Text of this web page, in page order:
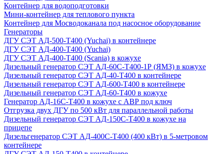
Контейнер для водоподготовки
Мини-контейнер для теплового пункта
Контейнер для Мосводоканала под насосное оборудование
Генераторы
ДГУ СЭТ АД-500-Т400 (Yuchai) в контейнере
ДГУ СЭТ АД-400-Т400 (Yuchai)
ДГУ СЭТ АД-400-Т400 (Scania) в кожухе
Дизельный генератор СЭТ АД-60С-Т400-1Р (ЯМЗ) в кожухе
Дизельный генератор СЭТ АД-40-Т400 в контейнере
Дизельный генератор СЭТ АД-600-Т400 в контейнере
Дизельный генератор СЭТ АД-60-Т400 в кожухе
Генератор АД-16С-Т400 в кожухе с АВР под ключ
Отгрузка двух ДГУ по 500 кВт для параллельной работы
Дизельный генератор СЭТ АД-150С-Т400 в кожухе на
прицепе
Дизельгенератор СЭТ АД-400С-Т400 (400 кВт) в 5-метровом
контейнере